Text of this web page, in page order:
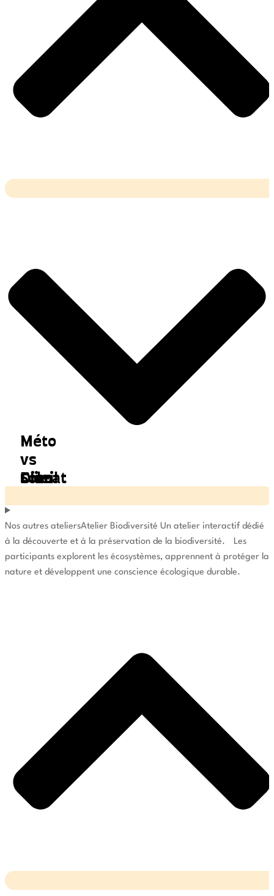
Dino
Soleil
Méto
vs
Climat
Nos autres ateliersAtelier Biodiversité Un atelier interactif dédié
à la découverte et à la préservation de la biodiversité. Les
participants explorent les écosystèmes, apprennent à protéger la
nature et développent une conscience écologique durable.